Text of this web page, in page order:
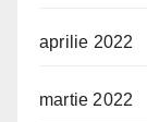
aprilie 2022
martie 2022